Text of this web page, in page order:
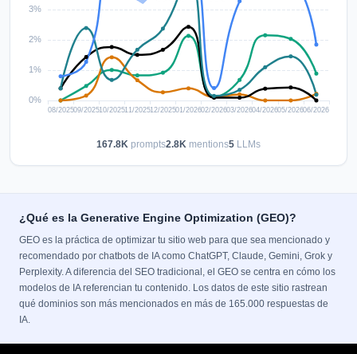
167.8K prompts2.8K mentions5 LLMs
¿Qué es la Generative Engine Optimization (GEO)?
GEO es la práctica de optimizar tu sitio web para que sea mencionado y
recomendado por chatbots de IA como ChatGPT, Claude, Gemini, Grok y
Perplexity. A diferencia del SEO tradicional, el GEO se centra en cómo los
modelos de IA referencian tu contenido. Los datos de este sitio rastrean
qué dominios son más mencionados en más de 165.000 respuestas de
IA.